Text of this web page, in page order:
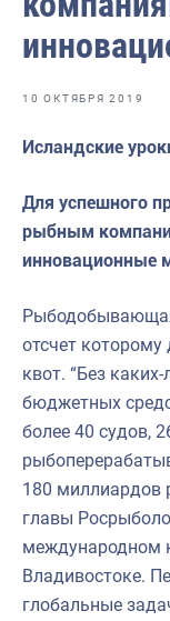
Отраслевые
Выставки и
Научно-
Рыбоохрана
Инфографика
Большая
Укрепление
События в
10 ОКТЯБРЯ 2019
Исландские
Для успешного
рыбным
инновационные
отсчет
квот. “Без
бюджетных
более 40 судов,
180 миллиардов
главы
международном
Владивостоке.
глобальные